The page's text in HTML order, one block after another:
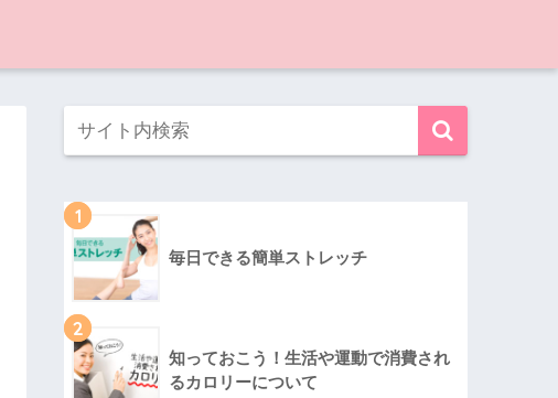
1
毎日できる簡単ストレッチ
2
知っておこう！生活や運動で消費され
るカロリーについて